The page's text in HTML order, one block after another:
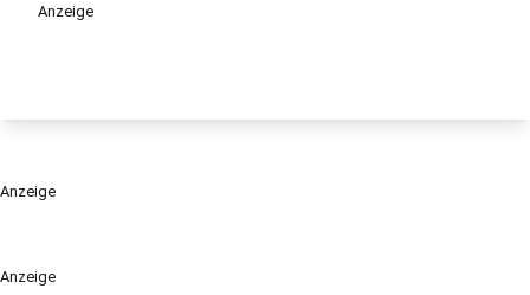
Anzeige
Anzeige
Anzeige